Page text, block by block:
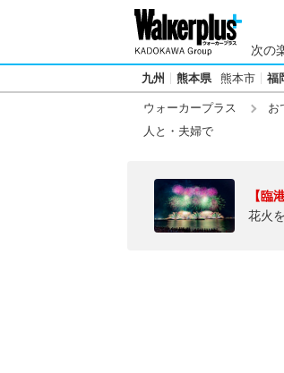
次の
九州 熊本県 熊本市 福
ウォーカープラス お
人と・夫婦で
【臨
花火